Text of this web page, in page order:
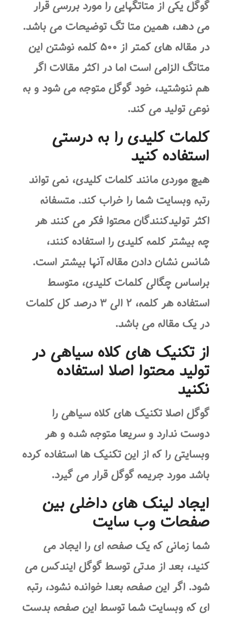
گوگل یکی از متاتگهایی را مورد بررسی قرار
می دهد، همین متا تگ توضیحات می باشد.
در مقاله های کمتر از ۵۰۰ کلمه نوشتن این
متاتگ الزامی است اما در اکثر مقالات اگر
هم ننوشتید، خود گوگل متوجه می شود و به
نوعی تولید می کند.
کلمات کلیدی را به درستی
استفاده کنید
هیچ موردی مانند کلمات کلیدی، نمی تواند
رتبه وبسایت شما را خراب کند. متسفانه
اکثر تولیدکنندگان محتوا فکر می کنند هر
چه بیشتر کلمه کلیدی را استفاده کنند،
شانس نشان دادن مقاله آنها بیشتر است.
براساس چگالی کلمات کلیدی، متوسط
استفاده هر کلمه، ۲ الی ۳ درصد کل کلمات
در یک مقاله می باشد.
از تکنیک های کلاه سیاهی در
تولید محتوا اصلا استفاده
نکنید
گوگل اصلا تکنیک های کلاه سیاهی را
دوست ندارد و سریعا متوجه شده و هر
وبسایتی را که از این تکنیک ها استفاده کرده
باشد مورد جریمه گوگل قرار می گیرد.
ایجاد لینک های داخلی بین
صفحات وب سایت
شما زمانی که یک صفحه ای را ایجاد می
کنید، بعد از مدتی توسط گوگل ایندکس می
شود. اگر این صفحه بعدا خوانده نشود، رتبه
ای که وبسایت شما توسط این صفحه بدست